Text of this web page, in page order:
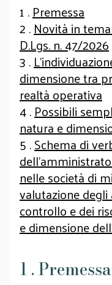
1 .Premessa
2 .Novità in
D.Lgs. n. 47/2026
3 .
dimensione tra
realtà operativa
4 .Possibili
natura e
5 .Schema di
nelle società di
valutazione
controllo e dei
e dimensione
1 . Premessa